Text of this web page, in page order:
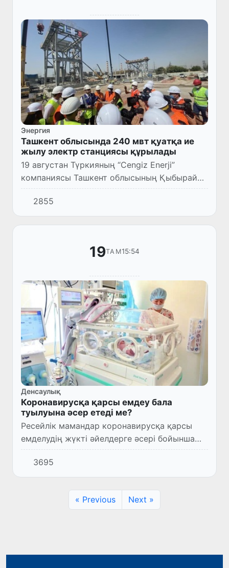
Энергия
Ташкент облысында 240 мвт қуатқа ие
жылу электр станциясы құрылады
19 августан Түркияның “Cengiz Enerji”
компаниясы Ташкент облысының Қыбырай
ауданында қуаты 240 МВт ие жаңа жылу
электр станциясын құру алаңына бұқаралық
ақпарат құралдарының өкілде...
2855
19ТАМ15:54
Денсаулық
Коронавирусқа қарсы емдеу бала
туылуына әсер етеді ме?
Ресейлік мамандар коронавирусқа қарсы
емделудің жүкті әйелдерге әсері бойынша
мәлімет берді.
3695
« Previous Next »